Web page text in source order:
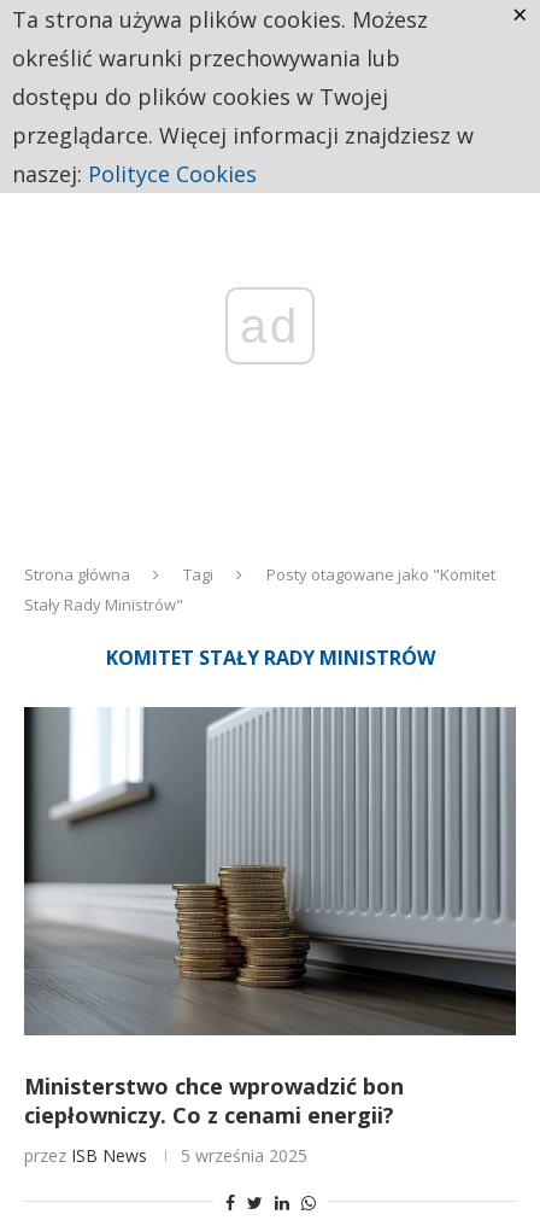
ad
Strona główna Tagi
Posty otagowane jako "Komitet
Stały Rady Ministrów"
KOMITET STAŁY RADY MINISTRÓW
Ministerstwo chce wprowadzić bon
ciepłowniczy. Co z cenami energii?
przez ISB News 5 września 2025
Ta strona używa plików cookies. Możesz
określić warunki przechowywania lub
dostępu do plików cookies w Twojej
przeglądarce. Więcej informacji znajdziesz w
naszej: Polityce Cookies
×